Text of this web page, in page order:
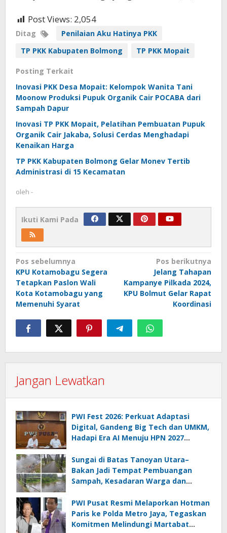
Post Views: 2,054
Ditag
Penilaian Aku Hatinya PKK
TP PKK Kabupaten Bolmong
TP PKK Mopait
Posting Terkait
Inovasi PKK Desa Mopait: Kelompok Wanita Tani
Moonow Produksi Pupuk Organik Cair POCABA dari
Sampah Dapur
Inovasi TP PKK Mopait, Pelatihan Pembuatan Pupuk
Organik Cair Jakaba, Solusi Cerdas Menghadapi
Kenaikan Harga
TP PKK Kabupaten Bolmong Gelar Monev Tertib
Administrasi di 15 Kecamatan
oleh -
Ikuti Kami Pada
Navigasi
pos
Pos sebelumnya
KPU Kotamobagu Segera
Tetapkan Paslon Wali
Kota Kotamobagu yang
Memenuhi Syarat
Pos berikutnya
Jelang Tahapan
Kampanye Pilkada 2024,
KPU Bolmut Gelar Rapat
Koordinasi
Jangan Lewatkan
PWI Fest 2026: Perkuat Adaptasi
Digital, Gandeng Big Tech dan UMKM,
Hadapi Era AI Menuju HPN 2027
Sungai di Batas Tanoyan Utara–
Bakan Jadi Tempat Pembuangan
Sampah, Kesadaran Warga dan
PWI Pusat Resmi Melaporkan Hotman
Paris ke Polda Metro Jaya, Tegaskan
Komitmen Melindungi Martabat